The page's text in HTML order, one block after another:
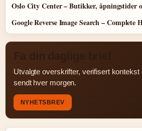
Oslo City Center – Butikker, åpningstider
Google Reverse Image Search – Complete
Fa din daglige brief
Utvalgte overskrifter, verifisert kontekst
sendt hver morgen.
NYHETSBREV